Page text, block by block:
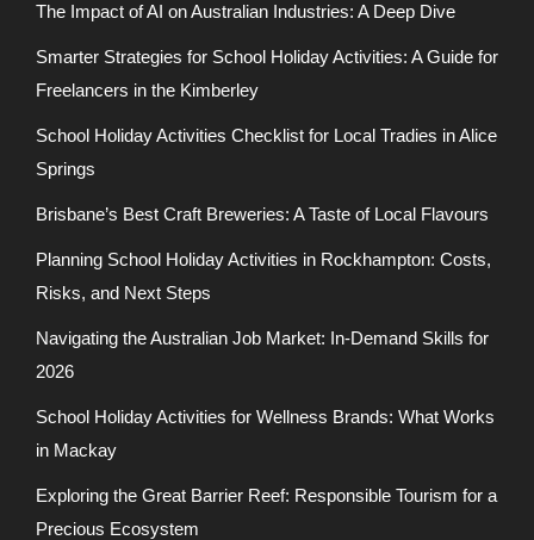
The Impact of AI on Australian Industries: A Deep Dive
Smarter Strategies for School Holiday Activities: A Guide for
Freelancers in the Kimberley
School Holiday Activities Checklist for Local Tradies in Alice
Springs
Brisbane’s Best Craft Breweries: A Taste of Local Flavours
Planning School Holiday Activities in Rockhampton: Costs,
Risks, and Next Steps
Navigating the Australian Job Market: In-Demand Skills for
2026
School Holiday Activities for Wellness Brands: What Works
in Mackay
Exploring the Great Barrier Reef: Responsible Tourism for a
Precious Ecosystem